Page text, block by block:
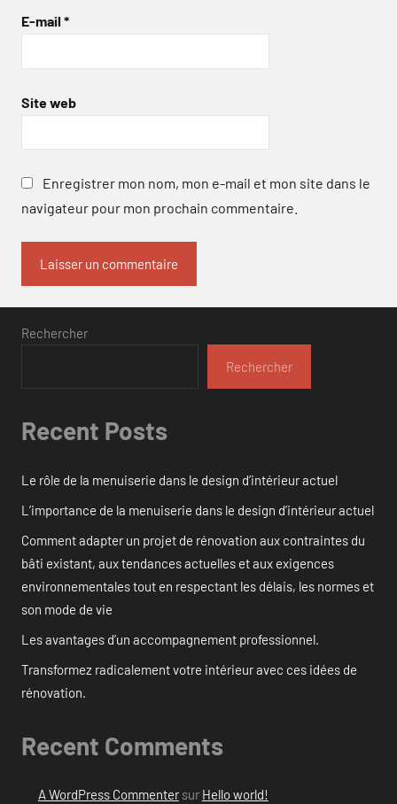
E-mail *
Site web
Enregistrer mon nom, mon e-mail et mon site dans le
navigateur pour mon prochain commentaire.
Rechercher
Rechercher
Recent Posts
Le rôle de la menuiserie dans le design d’intérieur actuel
L’importance de la menuiserie dans le design d’intérieur actuel
Comment adapter un projet de rénovation aux contraintes du
bâti existant, aux tendances actuelles et aux exigences
environnementales tout en respectant les délais, les normes et
son mode de vie
Les avantages d’un accompagnement professionnel.
Transformez radicalement votre intérieur avec ces idées de
rénovation.
Recent Comments
A WordPress Commentersur Hello world!